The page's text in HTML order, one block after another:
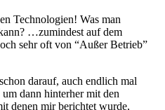
Technologien! Was man
…zumindest auf dem
sehr oft von “Außer Betrieb”
darauf, auch endlich mal
dann hinterher mit den
denen mir berichtet wurde,